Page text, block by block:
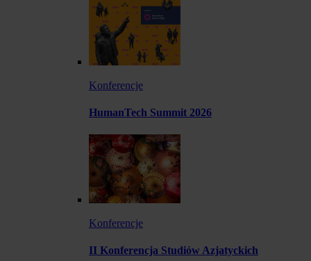
Konferencje
HumanTech Summit 2026
Konferencje
II Konferencja Studiów Azjatyckich